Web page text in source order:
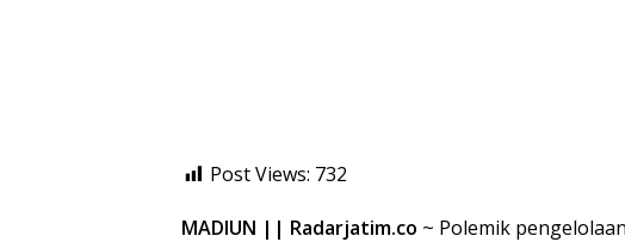
Post Views: 732
MADIUN || Radarjatim.co ~ Polemik